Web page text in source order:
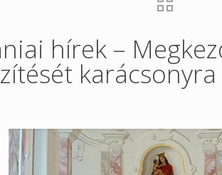
hírek –
karácsonyra